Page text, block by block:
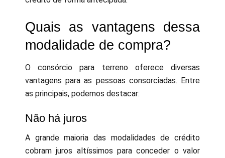
Quais as vantagens dessa
modalidade de compra?
O consórcio para terreno oferece diversas
vantagens para as pessoas consorciadas. Entre
as principais, podemos destacar:
Não há juros
A grande maioria das modalidades de crédito
cobram juros altíssimos para conceder o valor